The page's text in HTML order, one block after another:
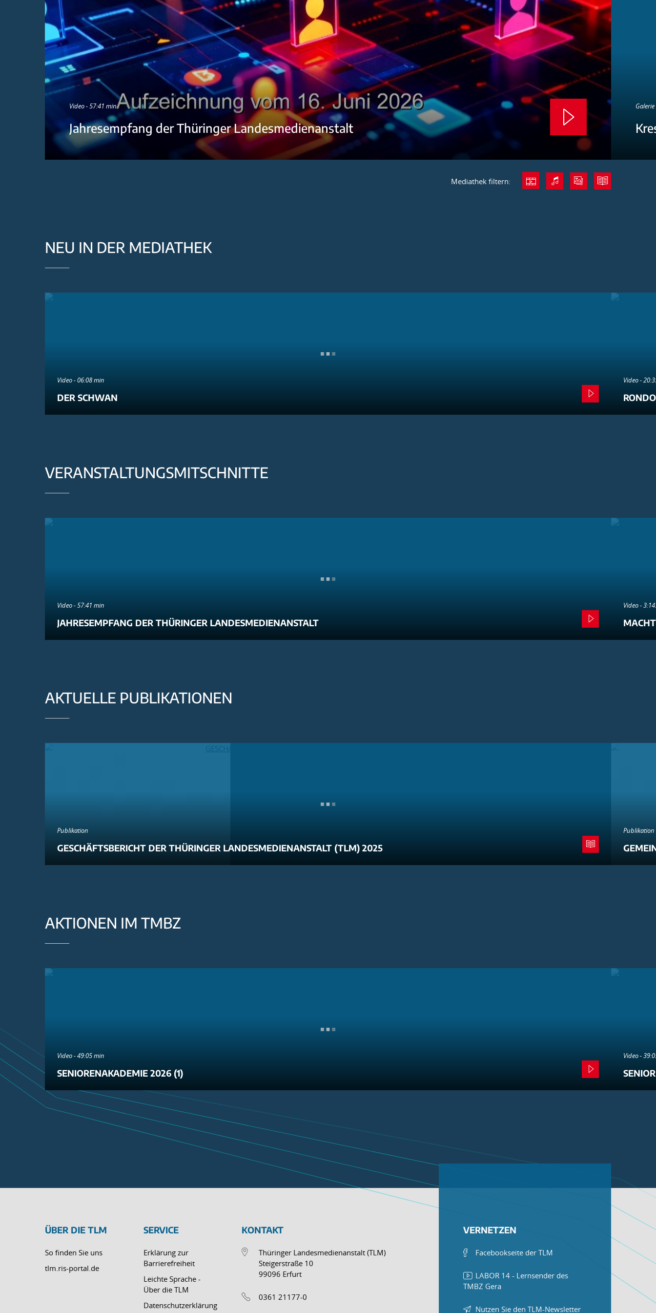
Video - 57:41 min
Jahresempfang der Thüringer Landesmedienanstalt
Mediathek filtern:
NEU IN DER MEDIATHEK
Video - 06:08 min
DER SCHWAN
Video -
VERANSTALTUNGSMITSCHNITTE
Video - 57:41 min
JAHRESEMPFANG DER THÜRINGER LANDESMEDIENANSTALT
Video -
AKTUELLE PUBLIKATIONEN
Publikation
GESCHÄFTSBERICHT DER THÜRINGER LANDESMEDIENANSTALT (TLM) 2025
Publikation
AKTIONEN IM TMBZ
Video - 49:05 min
SENIORENAKADEMIE 2026 (1)
Video -
ÜBER DIE TLM
So finden Sie uns
tlm.ris-portal.de
SERVICE
Erklärung zur
Barrierefreiheit
Leichte Sprache -
Über die TLM
Datenschutzerklärung
KONTAKT
Thüringer Landesmedienanstalt (TLM)
Steigerstraße 10
99096 Erfurt
0361 21177-0
VERNETZEN
Facebookseite der TLM
LABOR 14 - Lernsender des
TMBZ Gera
Nutzen Sie den TLM-Newsletter